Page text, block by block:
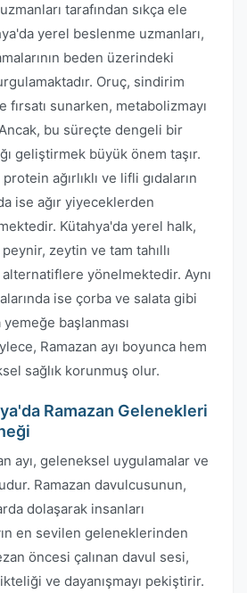
tarafından sıkça ele
yerel beslenme uzmanları,
beden üzerindeki
Oruç, sindirim
sunarken, metabolizmayı
bu süreçte dengeli bir
geliştirmek büyük önem taşır.
ağırlıklı ve lifli gıdaların
ise ağır yiyeceklerden
Kütahya'da yerel halk,
zeytin ve tam tahıllı
alternatiflere yönelmektedir. Aynı
ise çorba ve salata gibi
başlanması
Ramazan ayı boyunca hem
sağlık korunmuş olur.
Ramazan Gelenekleri
ayı, geleneksel uygulamalar ve
Ramazan davulcusunun,
dolaşarak insanları
en sevilen geleneklerinden
öncesi çalınan davul sesi,
ve dayanışmayı pekiştirir.